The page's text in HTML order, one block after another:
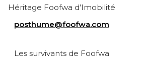
Héritage Foofwa d’Imobilité
posthume@foofwa.com
Les survivants de Foofwa